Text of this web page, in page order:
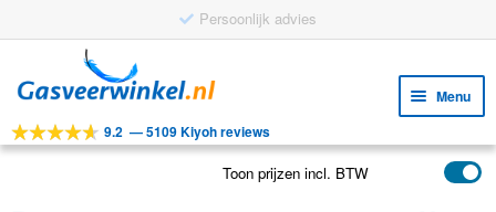
Persoonlijk advies
door
navigatie
naar
inhoud
Menu
Tools 9.2 —5109 Kiyoh reviews
Toon prijzen incl. BTW